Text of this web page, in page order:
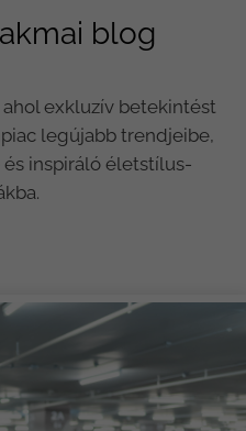
blog
exkluzív betekintést
legújabb trendjeibe,
inspiráló életstílus-